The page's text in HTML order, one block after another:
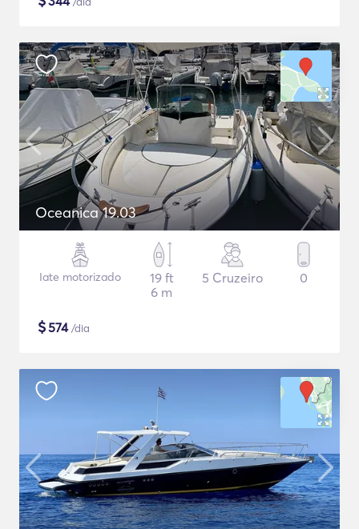
Oceanica 19.03
Iate motorizado
19 ft
6 m
5 Cruzeiro 0
$574/dia